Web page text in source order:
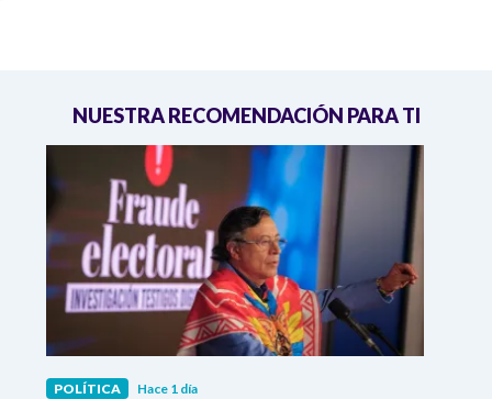
NUESTRA RECOMENDACIÓN PARA TI
POLÍTICA Hace 1 día